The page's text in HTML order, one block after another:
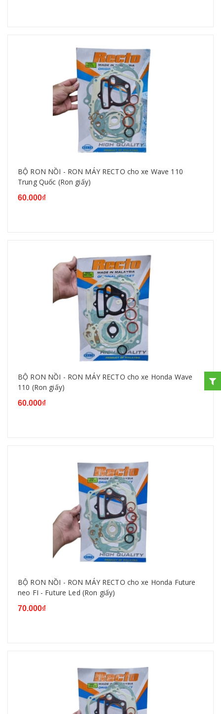
BỘ RON NỒI - RON MÁY RECTO cho xe Wave 110
Trung Quốc (Ron giấy)
60.000₫
BỘ RON NỒI - RON MÁY RECTO cho xe Honda Wave
110 (Ron giấy)
60.000₫
BỘ RON NỒI - RON MÁY RECTO cho xe Honda Future
neo FI - Future Led (Ron giấy)
70.000₫